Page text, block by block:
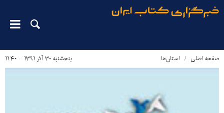
صفحه اصلی استان‌ها پنجشنبه ۳۰ آذر ۱۳۹۱ - ۱۱:۴۰